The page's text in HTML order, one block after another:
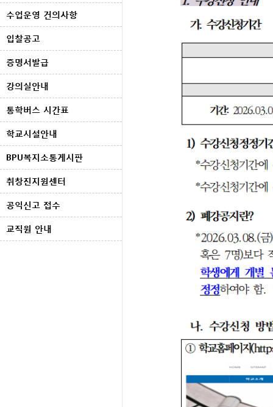
수업운영 건의사항
입찰공고
증명서발급
강의실안내
통학버스 시간표
학교시설안내
BPU복지소통게시판
취창진지원센터
공익신고 접수
교직원 안내